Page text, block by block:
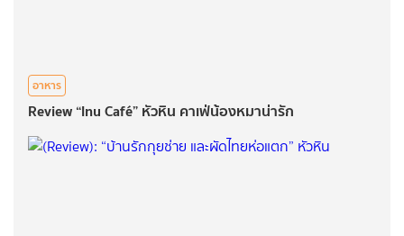
อาหาร
Review “Inu Café” หัวหิน คาเฟ่น้องหมาน่ารัก